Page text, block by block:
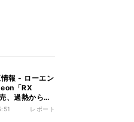
報 - ローエン
「RX
、過熱から守
ルも
レポート